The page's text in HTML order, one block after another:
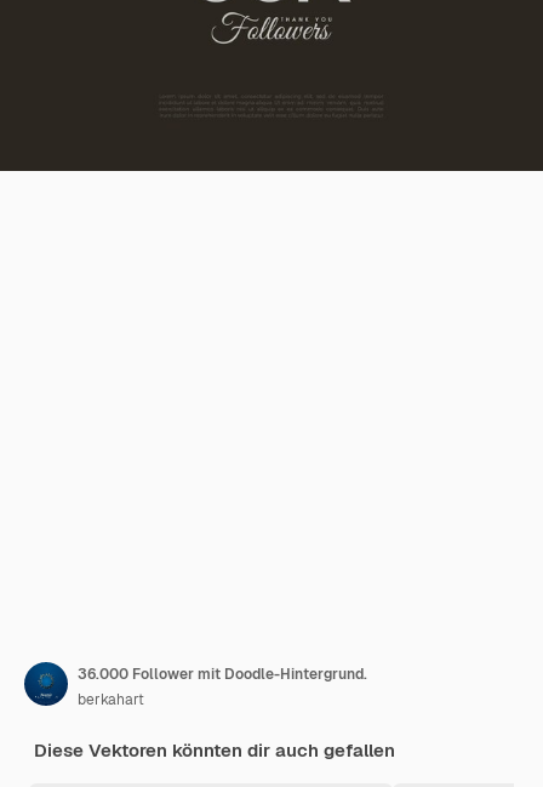
36.000 Follower mit Doodle-Hintergrund.
berkahart
Diese Vektoren könnten dir auch gefallen